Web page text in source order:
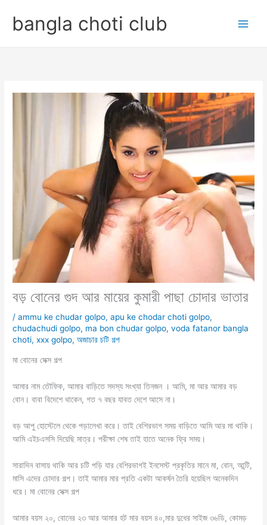
contentbangla choti club
বড় বোনের গুদ আর মায়ের কুমারী পাছা চোদার ভাতার
/ammu ke chudar golpo,apu ke chodar choti golpo,
chudachudi golpo, ma bon chudar golpo,voda fatanor bangla
choti,xxx golpo,অজাচার চটি গল্প
মা বোনের সেক্স গল্প
আমার নাম তৌফিক, আমার বাড়িতে সদস্য সংখ্যা তিনজন । আমি, মা আর আমার বড়
বোন। বাবা বিদেশে থাকেন, গত ৭ বছর যাবত দেশে আসে না।
বড় আপু হোস্টেলে থেকে পড়ালেখা করে। তাই বেশিরভাগ সময় বাড়িতে আমি আর মা থাকি।
আমি এইচএসসি দিয়েছি মাত্র। পরীক্ষা শেষ তাই হাতে অনেক ফ্রি সময়।
সারাদিন বাসায় থাকি আর চটি পড়ি যার বেশিরভাগই ইনসেস্ট প্রকৃতির মানে মা, বোন, আন্টি,
মাসি এদের চোদার গল্প। তাই আমার মার প্রতি একটা আকর্ষন তৈরি হয়েছিল অনেকদিন
ধরে। মা বোনের সেক্স গল্প
আমার বয়স ২০, বোনের ২৩ আর আমার হট মার বয়স ৪০,মার দুধের সাইজ ৩৬ডি, কোমড়